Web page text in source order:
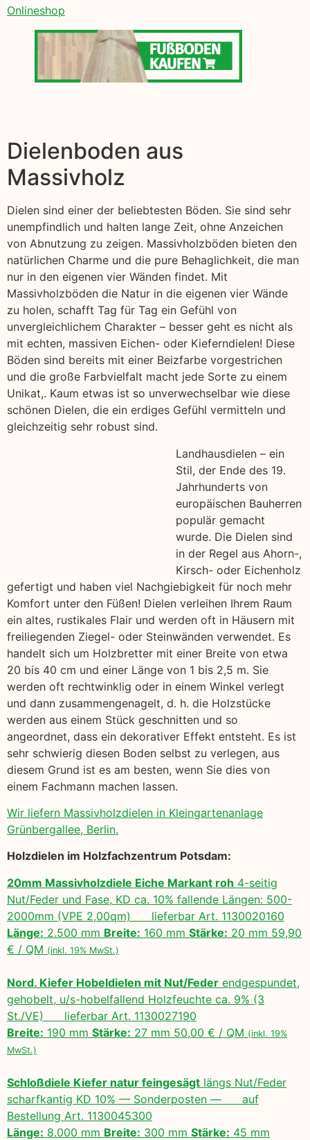
Onlineshop
Dielenboden aus
Massivholz
Dielen sind einer der beliebtesten Böden. Sie sind sehr
unempfindlich und halten lange Zeit, ohne Anzeichen
von Abnutzung zu zeigen. Massivholzböden bieten den
natürlichen Charme und die pure Behaglichkeit, die man
nur in den eigenen vier Wänden findet. Mit
Massivholzböden die Natur in die eigenen vier Wände
zu holen, schafft Tag für Tag ein Gefühl von
unvergleichlichem Charakter – besser geht es nicht als
mit echten, massiven Eichen- oder Kieferndielen! Diese
Böden sind bereits mit einer Beizfarbe vorgestrichen
und die große Farbvielfalt macht jede Sorte zu einem
Unikat,. Kaum etwas ist so unverwechselbar wie diese
schönen Dielen, die ein erdiges Gefühl vermitteln und
gleichzeitig sehr robust sind.
Landhausdielen – ein
Stil, der Ende des 19.
Jahrhunderts von
europäischen Bauherren
populär gemacht
wurde. Die Dielen sind
in der Regel aus Ahorn-,
Kirsch- oder Eichenholz
gefertigt und haben viel Nachgiebigkeit für noch mehr
Komfort unter den Füßen! Dielen verleihen Ihrem Raum
ein altes, rustikales Flair und werden oft in Häusern mit
freiliegenden Ziegel- oder Steinwänden verwendet. Es
handelt sich um Holzbretter mit einer Breite von etwa
20 bis 40 cm und einer Länge von 1 bis 2,5 m. Sie
werden oft rechtwinklig oder in einem Winkel verlegt
und dann zusammengenagelt, d. h. die Holzstücke
werden aus einem Stück geschnitten und so
angeordnet, dass ein dekorativer Effekt entsteht. Es ist
sehr schwierig diesen Boden selbst zu verlegen, aus
diesem Grund ist es am besten, wenn Sie dies von
einem Fachmann machen lassen.
Wir liefern Massivholzdielen in Kleingartenanlage
Grünbergallee, Berlin.
Holzdielen im Holzfachzentrum Potsdam:
20mm Massivholzdiele Eiche Markant roh 4-seitig
Nut/Feder und Fase, KD ca. 10% fallende Längen: 500-
2000mm (VPE 2,00qm) lieferbar Art. 1130020160
Länge: 2.500 mm Breite: 160 mm Stärke: 20 mm 59,90
€ / QM (inkl. 19% MwSt.)
Nord. Kiefer Hobeldielen mit Nut/Feder endgespundet,
gehobelt, u/s-hobelfallend Holzfeuchte ca. 9% (3
St./VE) lieferbar Art. 1130027190
Breite: 190 mm Stärke: 27 mm 50,00 € / QM (inkl. 19%
MwSt.)
Schloßdiele Kiefer natur feingesägt längs Nut/Feder
scharfkantig KD 10% — Sonderposten — auf
Bestellung Art. 1130045300
Länge: 8.000 mm Breite: 300 mm Stärke: 45 mm